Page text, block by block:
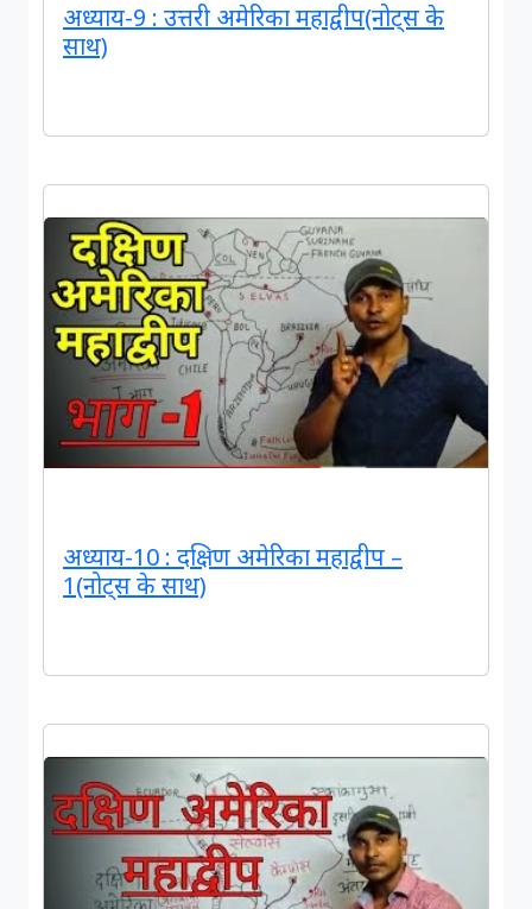
अध्याय-9 : उत्तरी अमेरिका महाद्वीप(नोट्स के
साथ)
अध्याय-10 : दक्षिण अमेरिका महाद्वीप –
1(नोट्स के साथ)